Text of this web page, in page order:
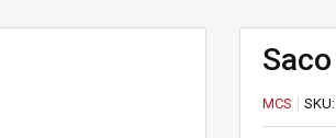
MCS SKU: